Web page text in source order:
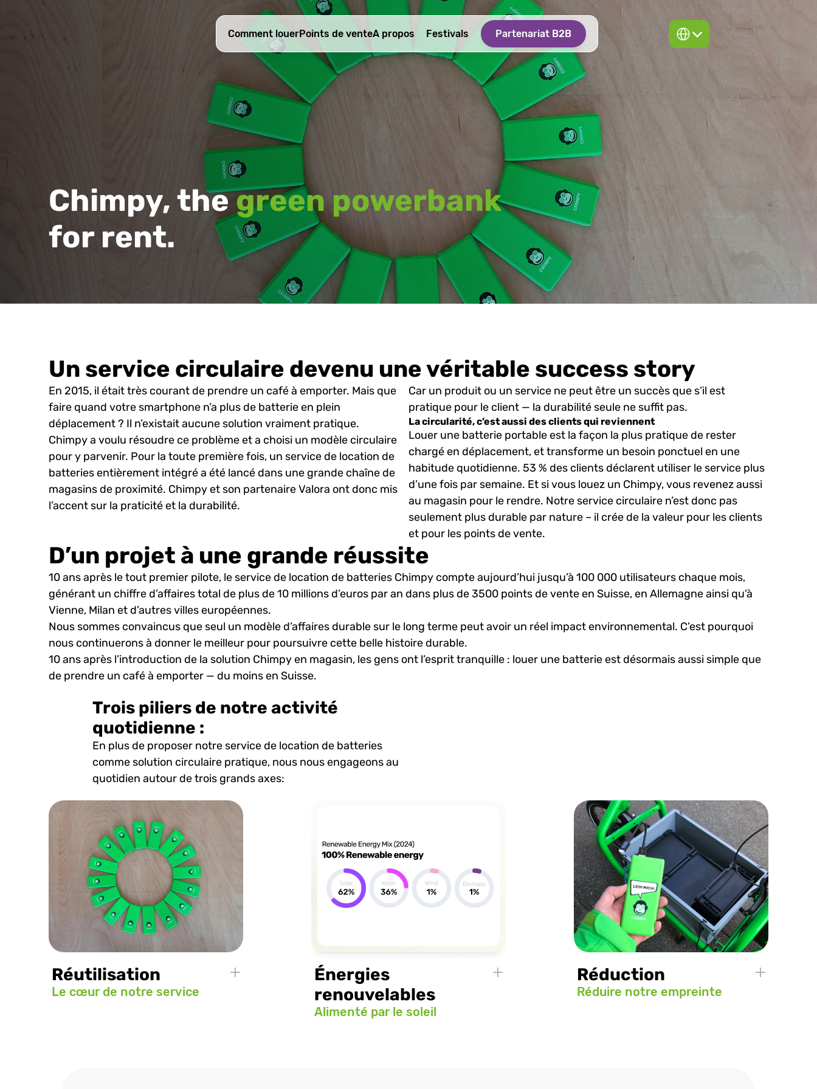
Chimpy, thegreen powerbank
for rent.
Un service circulaire devenu une véritable success story
En 2015, il était très courant de prendre un café à emporter. Mais que
faire quand votre smartphone n’a plus de batterie en plein
déplacement ? Il n’existait aucune solution vraiment pratique.
Chimpy a voulu résoudre ce problème et a choisi un modèle circulaire
pour y parvenir. Pour la toute première fois, un service de location de
batteries entièrement intégré a été lancé dans une grande chaîne de
magasins de proximité. Chimpy et son partenaire Valora ont donc mis
l’accent sur la praticité et la durabilité.
Car un produit ou un service ne peut être un succès que s’il est
pratique pour le client — la durabilité seule ne suffit pas.
La circularité, c’est aussi des clients qui reviennent
Louer une batterie portable est la façon la plus pratique de rester
chargé en déplacement, et transforme un besoin ponctuel en une
habitude quotidienne. 53 % des clients déclarent utiliser le service plus
d’une fois par semaine. Et si vous louez un Chimpy, vous revenez aussi
au magasin pour le rendre. Notre service circulaire n’est donc pas
seulement plus durable par nature – il crée de la valeur pour les clients
et pour les points de vente.
D’un projet à une grande réussite
10 ans après le tout premier pilote, le service de location de batteries Chimpy compte aujourd’hui jusqu’à 100 000 utilisateurs chaque mois,
générant un chiffre d’affaires total de plus de 10 millions d’euros par an dans plus de 3500 points de vente en Suisse, en Allemagne ainsi qu’à
Vienne, Milan et d’autres villes européennes.
Nous sommes convaincus que seul un modèle d’affaires durable sur le long terme peut avoir un réel impact environnemental. C’est pourquoi
nous continuerons à donner le meilleur pour poursuivre cette belle histoire durable.
10 ans après l’introduction de la solution Chimpy en magasin, les gens ont l’esprit tranquille : louer une batterie est désormais aussi simple que
de prendre un café à emporter — du moins en Suisse.
Trois piliers de notre activité
quotidienne :
En plus de proposer notre service de location de batteries
comme solution circulaire pratique, nous nous engageons au
quotidien autour de trois grands axes:
Énergies renouvelables Réduction
Réutilisation
Le cœur de notre service
Énergies
renouvelables
Alimenté par le soleil
Réduction
Réduire notre empreinte
Points de venteA propos Festivals
Comment louer Partenariat B2B
Select Language